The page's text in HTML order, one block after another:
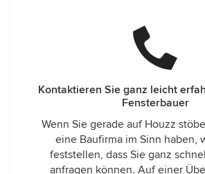
Kontaktieren Sie ganz leicht
Fensterbauer
Wenn Sie gerade auf Houzz
eine Baufirma im Sinn haben,
feststellen, dass Sie ganz
anfragen können. Auf einer